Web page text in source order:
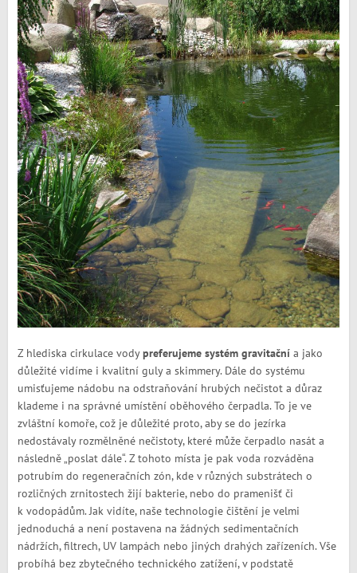
Z hlediska cirkulace vodypreferujeme systém gravitačnía jako
důležité vidíme i kvalitní guly a skimmery. Dále do systému
umisťujeme nádobu na odstraňování hrubých nečistot a důraz
klademe i na správné umístění oběhového čerpadla. To je ve
zvláštní komoře, což je důležité proto, aby se do jezírka
nedostávaly rozmělněné nečistoty, které může čerpadlo nasát a
následně „poslat dále“. Z tohoto místa je pak voda rozváděna
potrubím do regeneračních zón, kde v různých substrátech o
rozličných zrnitostech žijí bakterie, nebo do pramenišť či
k vodopádům. Jak vidíte, naše technologie čištění je velmi
jednoduchá a není postavena na žádných sedimentačních
nádržích, filtrech, UV lampách nebo jiných drahých zařízeních. Vše
probíhá bez zbytečného technického zatížení, v podstatě